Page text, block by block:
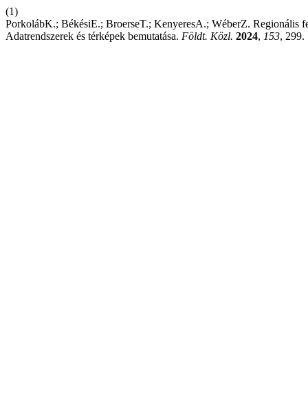
(1)
PorkolábK.; BékésiE.; BroerseT.; KenyeresA.; WéberZ. Regionális
Adatrendszerek és térképek bemutatása. Földt. Közl. 2024, 153, 299.